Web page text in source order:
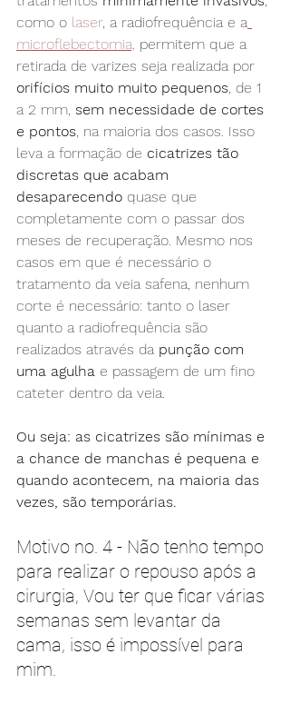
como o laser, a radiofrequência e a
microflebectomia, permitem que a
retirada de varizes seja realizada por
orifícios muito muito pequenos, de 1
a 2 mm, sem necessidade de cortes
e pontos, na maioria dos casos. Isso
leva a formação de cicatrizes tão
discretas que acabam
desaparecendo quase que
completamente com o passar dos
meses de recuperação. Mesmo nos
casos em que é necessário o
tratamento da veia safena, nenhum
corte é necessário: tanto o laser
quanto a radiofrequência são
realizados através da punção com
uma agulha e passagem de um fino
cateter dentro da veia.
Ou seja: as cicatrizes são mínimas e
a chance de manchas é pequena e
quando acontecem, na maioria das
vezes, são temporárias.
Motivo no. 4 - Não tenho tempo
para realizar o repouso após a
cirurgia, Vou ter que ficar várias
semanas sem levantar da
cama, isso é impossível para
mim.